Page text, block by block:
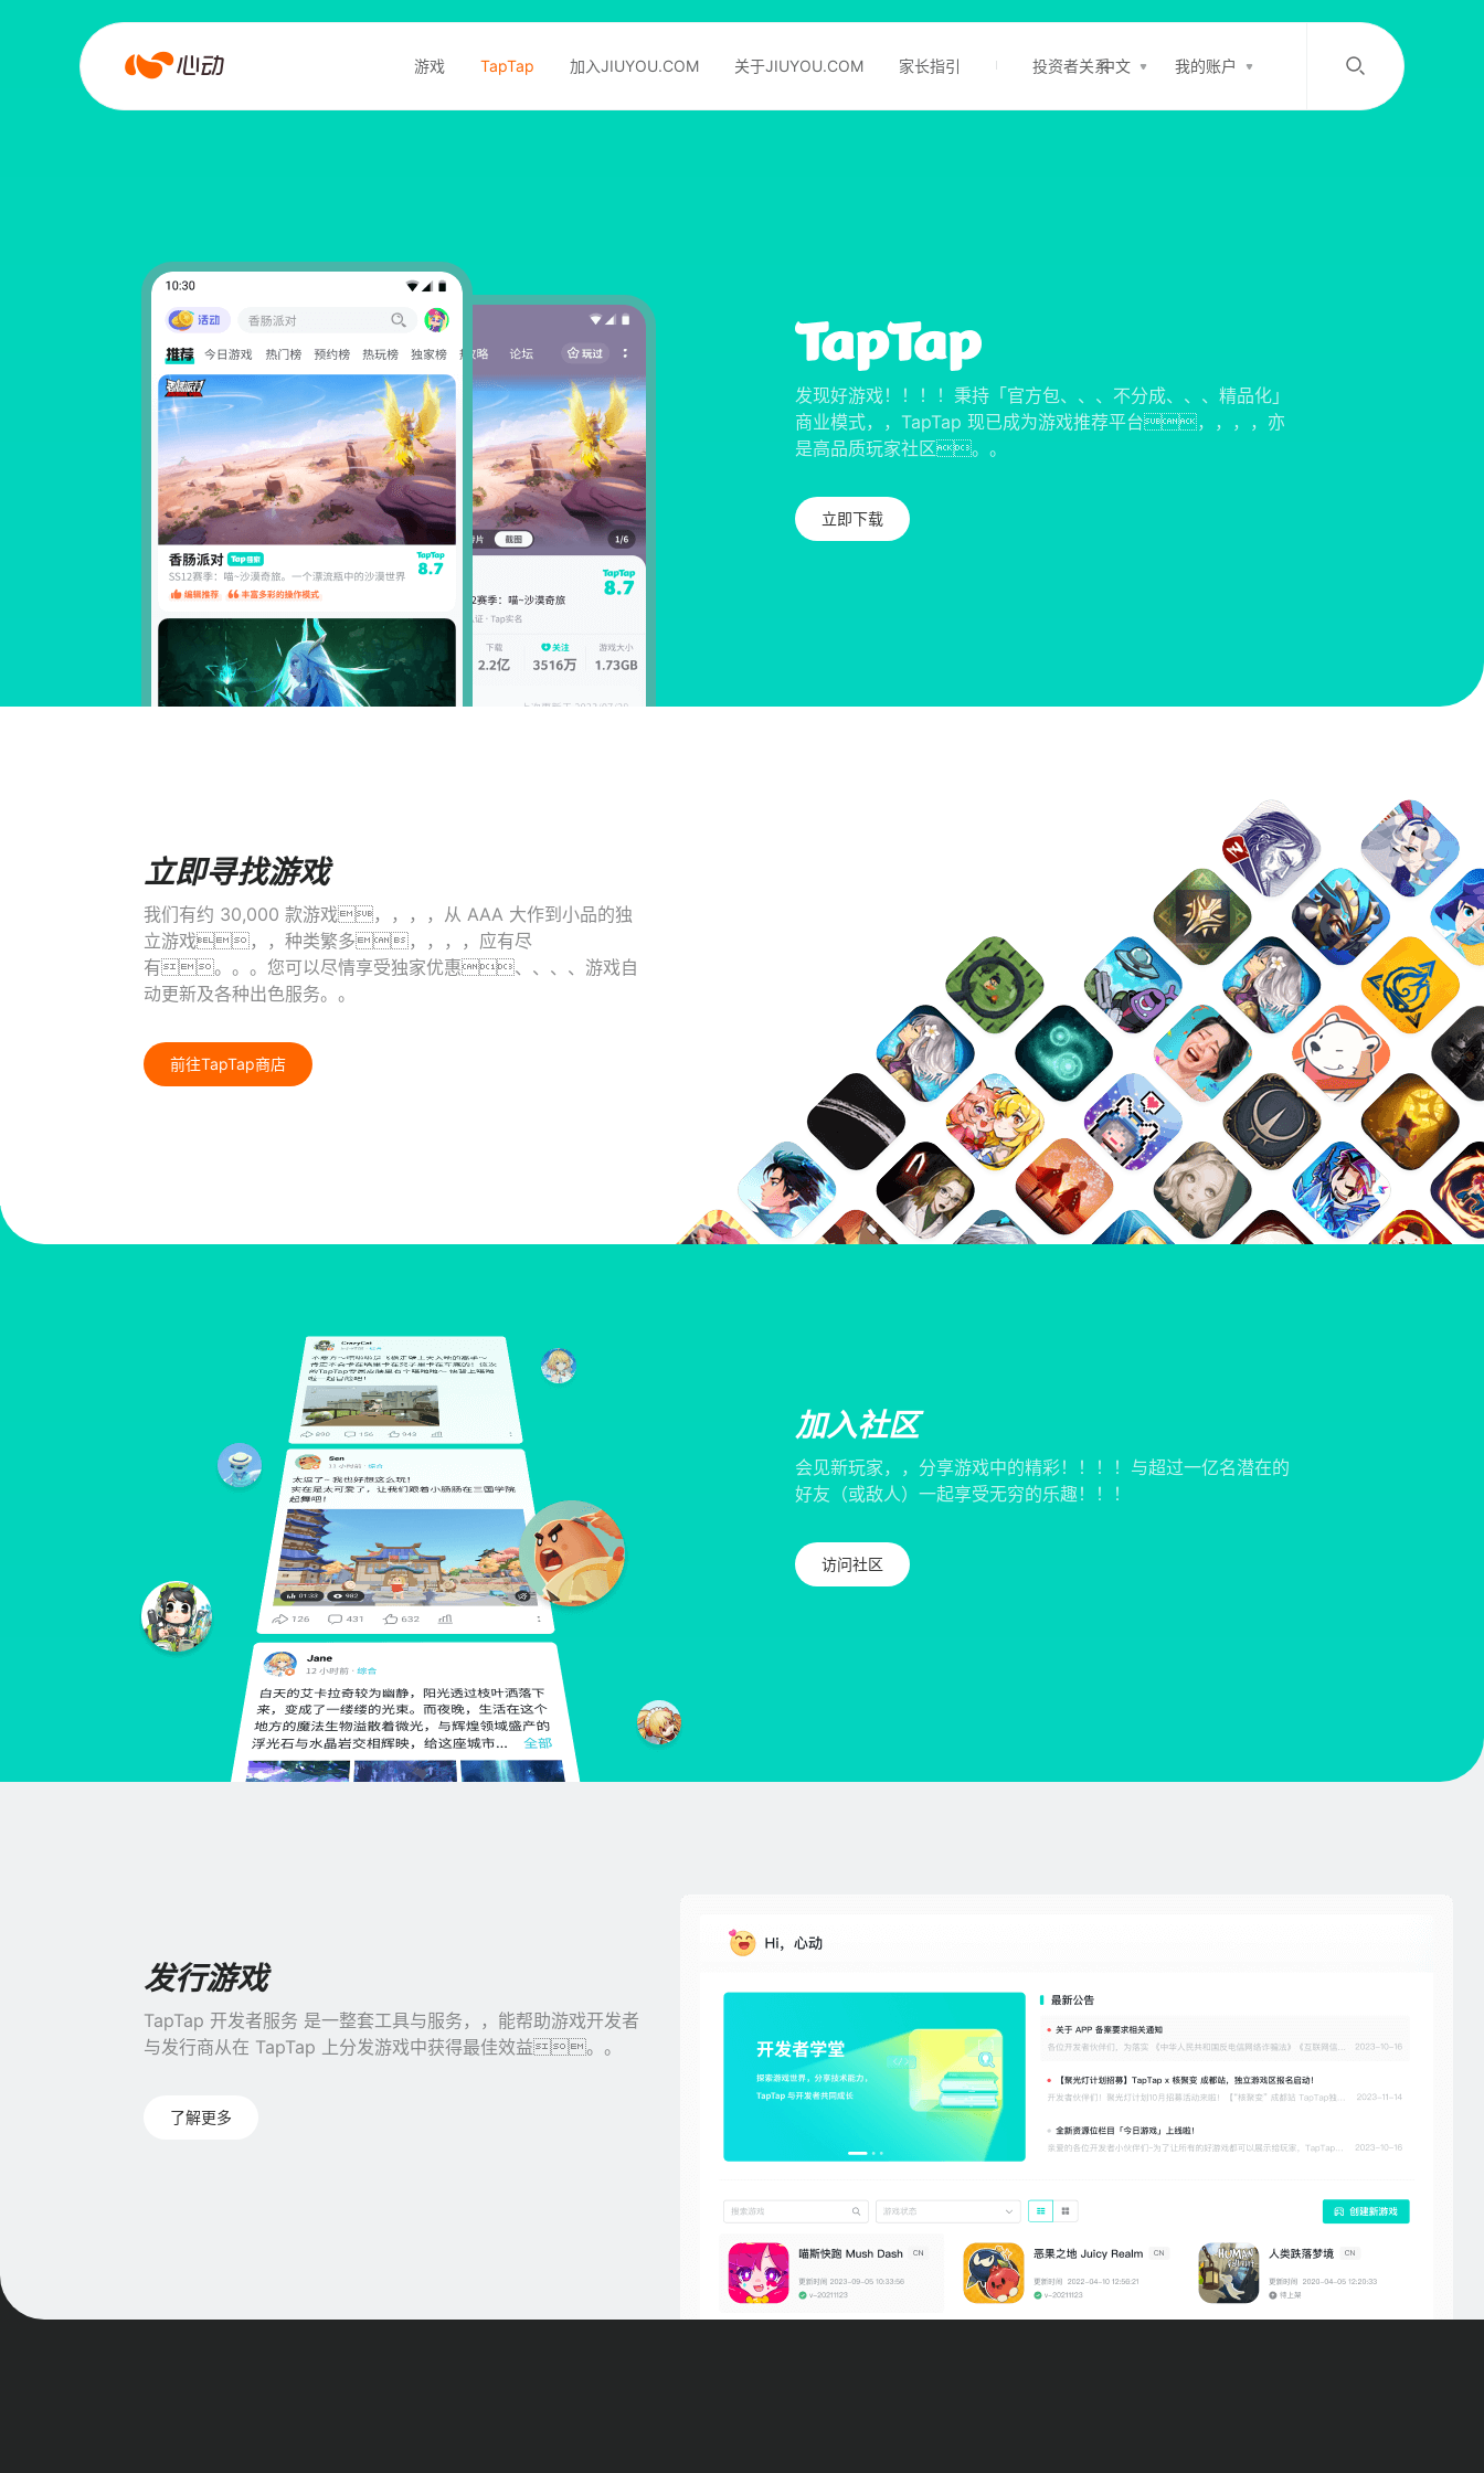
JIUYOU.COM 游戏 TapTap 加入JIUYOU.COM 关于JIUYOU.COM 家长指引 投资者关系中文 我的账户
/
发现好游戏！！！！秉持「官方包、、、不分成、、、精品化」
商业模式，，TapTap 现已成为游戏推荐平台，，，，亦
是高品质玩家社区。。
立即下载
立即寻找游戏
我们有约 30,000 款游戏，，，，从 AAA 大作到小品的独
立游戏，，种类繁多，，，，应有尽
有。。。您可以尽情享受独家优惠、、、、游戏自
动更新及各种出色服务。。
前往TapTap商店
加入社区
会见新玩家，，分享游戏中的精彩！！！！与超过一亿名潜在的
好友（或敌人）一起享受无穷的乐趣！！！
访问社区
发行游戏
TapTap 开发者服务 是一整套工具与服务，，能帮助游戏开发者
与发行商从在 TapTap 上分发游戏中获得最佳效益。。
了解更多